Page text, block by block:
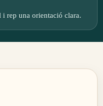
rep una orientació clara.